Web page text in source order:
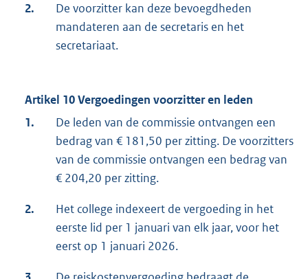
2.
De voorzitter kan deze bevoegdheden
mandateren aan de secretaris en het
secretariaat.
Artikel 10 Vergoedingen voorzitter en leden
1.
De leden van de commissie ontvangen een
bedrag van € 181,50 per zitting. De voorzitters
van de commissie ontvangen een bedrag van
€ 204,20 per zitting.
2.
Het college indexeert de vergoeding in het
eerste lid per 1 januari van elk jaar, voor het
eerst op 1 januari 2026.